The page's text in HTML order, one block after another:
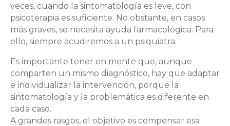
veces, cuando la sintomatología es leve, con
psicoterapia es suficiente. No obstante, en casos
más graves, se necesita ayuda farmacológica. Para
ello, siempre acudiremos a un psiquiatra.
Es importante tener en mente que, aunque
comparten un mismo diagnóstico, hay que adaptar
e individualizar la intervención, porque la
sintomatología y la problemática es diferente en
cada caso.
A grandes rasgos, el objetivo es compensar esa